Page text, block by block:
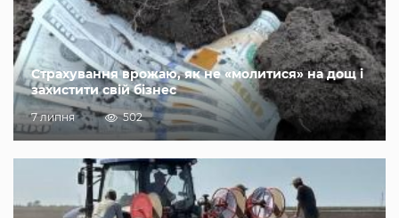
Страхування врожаю, як не «молитися» на дощ і
захистити свій бізнес
7 липня 502